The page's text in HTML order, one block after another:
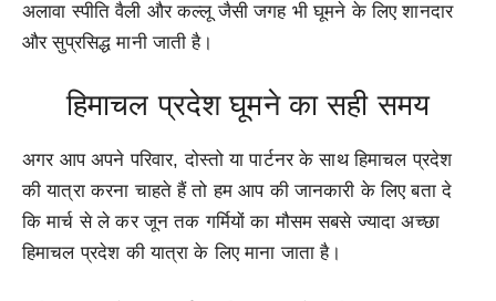
अलावा स्पीति वैली और कल्लू जैसी जगह भी घूमने के लिए शानदार
और सुप्रसिद्ध मानी जाती है।
हिमाचल प्रदेश घूमने का सही समय
अगर आप अपने परिवार, दोस्तो या पार्टनर के साथ हिमाचल प्रदेश
की यात्रा करना चाहते हैं तो हम आप की जानकारी के लिए बता दे
कि मार्च से ले कर जून तक गर्मियों का मौसम सबसे ज्यादा अच्छा
हिमाचल प्रदेश की यात्रा के लिए माना जाता है।